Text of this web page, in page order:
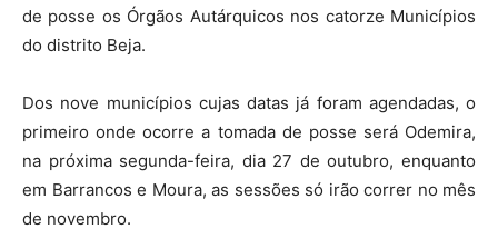
de posse os Órgãos Autárquicos nos catorze Municípios
do distrito Beja.
Dos nove municípios cujas datas já foram agendadas, o
primeiro onde ocorre a tomada de posse será Odemira,
na próxima segunda-feira, dia 27 de outubro, enquanto
em Barrancos e Moura, as sessões só irão correr no mês
de novembro.